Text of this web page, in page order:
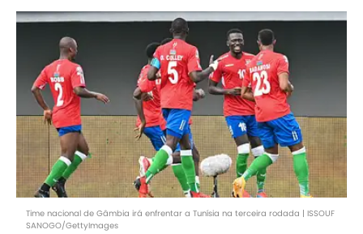
Time nacional de Gâmbia irá enfrentar a Tunísia na terceira rodada | ISSOUF
SANOGO/GettyImages